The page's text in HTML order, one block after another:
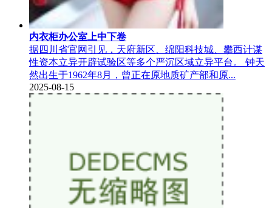
内衣柜办公室上中下卷
据四川省官网引见，天府新区、绵阳科技城、攀西计谋
性资本立异开辟试验区等多个严沉区域立异平台。 钟天
然出生于1962年8月，曾正在原地质矿产部和原...
2025-08-15